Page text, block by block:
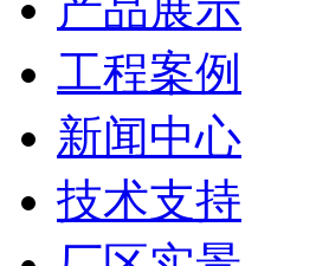
工程案例
新闻中心
技术支持